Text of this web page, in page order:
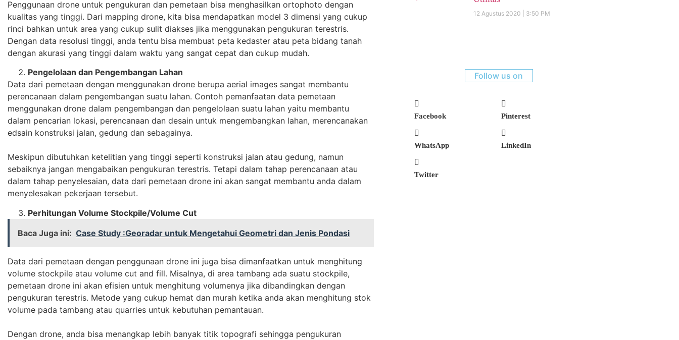
Penggunaan drone untuk pengukuran dan pemetaan bisa menghasilkan ortophoto dengan
kualitas yang tinggi. Dari mapping drone, kita bisa mendapatkan model 3 dimensi yang cukup
rinci bahkan untuk area yang cukup sulit diakses jika menggunakan pengukuran terestris.
Dengan data resolusi tinggi, anda tentu bisa membuat peta kedaster atau peta bidang tanah
dengan akurasi yang tinggi dalam waktu yang sangat cepat dan cukup mudah.
Pengelolaan dan Pengembangan Lahan
Data dari pemetaan dengan menggunakan drone berupa aerial images sangat membantu
perencanaan dalam pengembangan suatu lahan. Contoh pemanfaatan data pemetaan
menggunakan drone dalam pengembangan dan pengelolaan suatu lahan yaitu membantu
dalam pencarian lokasi, perencanaan dan desain untuk mengembangkan lahan, merencanakan
edsain konstruksi jalan, gedung dan sebagainya.
Meskipun dibutuhkan ketelitian yang tinggi seperti konstruksi jalan atau gedung, namun
sebaiknya jangan mengabaikan pengukuran terestris. Tetapi dalam tahap perencanaan atau
dalam tahap penyelesaian, data dari pemetaan drone ini akan sangat membantu anda dalam
menyelesakan pekerjaan tersebut.
Perhitungan Volume Stockpile/Volume Cut
Baca Juga ini: Case Study :Georadar untuk Mengetahui Geometri dan Jenis Pondasi
Data dari pemetaan dengan penggunaan drone ini juga bisa dimanfaatkan untuk menghitung
volume stockpile atau volume cut and fill. Misalnya, di area tambang ada suatu stockpile,
pemetaan drone ini akan efisien untuk menghitung volumenya jika dibandingkan dengan
pengukuran terestris. Metode yang cukup hemat dan murah ketika anda akan menghitung stok
volume pada tambang atau quarries untuk kebutuhan pemantauan.
Dengan drone, anda bisa menangkap lebih banyak titik topografi sehingga pengukuran
12 Agustus 2020 3:50 PM
Follow us on
Facebook Pinterest
WhatsApp LinkedIn
Twitter